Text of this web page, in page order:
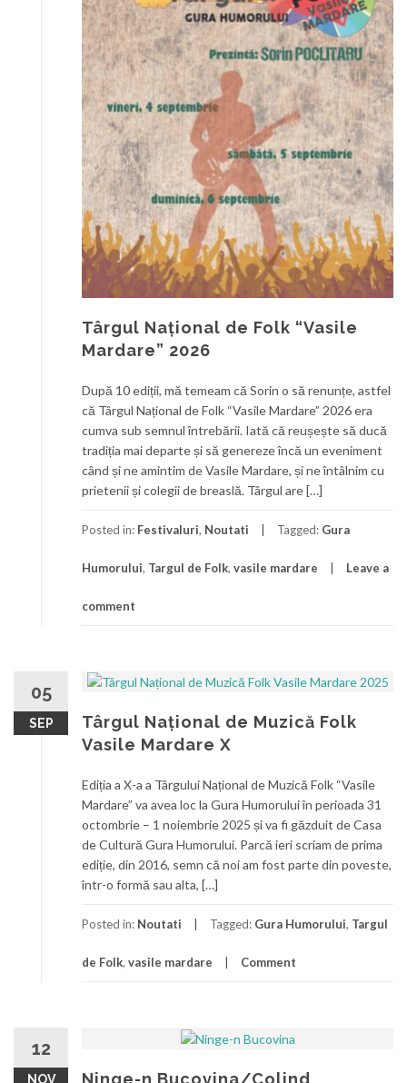
Târgul Național de Folk “Vasile
Mardare” 2026
După 10 ediții, mă temeam că Sorin o să renunțe, astfel
că Târgul Național de Folk “Vasile Mardare” 2026 era
cumva sub semnul întrebării. Iată că reușește să ducă
tradiția mai departe și să genereze încă un eveniment
când și ne amintim de Vasile Mardare, și ne întâlnim cu
prietenii și colegii de breaslă. Târgul are […]
Posted in: Festivaluri, Noutati Tagged: Gura
Humorului, Targul de Folk, vasile mardare Leave a
comment
05
SEP
Târgul Național de Muzică Folk
Vasile Mardare X
Ediția a X-a a Târgului Național de Muzică Folk “Vasile
Mardare” va avea loc la Gura Humorului în perioada 31
octombrie – 1 noiembrie 2025 și va fi găzduit de Casa
de Cultură Gura Humorului. Parcă ieri scriam de prima
ediție, din 2016, semn că noi am fost parte din poveste,
într-o formă sau alta, […]
Posted in: Noutati Tagged: Gura Humorului, Targul
de Folk, vasile mardare Comment
12
NOV Ninge-n Bucovina/Colind